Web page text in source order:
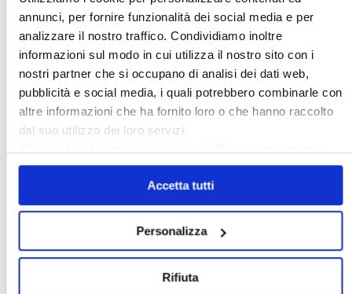
annunci, per fornire funzionalità dei social media e per
analizzare il nostro traffico. Condividiamo inoltre
informazioni sul modo in cui utilizza il nostro sito con i
nostri partner che si occupano di analisi dei dati web,
pubblicità e social media, i quali potrebbero combinarle con
altre informazioni che ha fornito loro o che hanno raccolto
dal suo utilizzo dei loro servizi.
solo i cookie necessari.
Accetta tutti
Personalizza
Rifiuta
〉 Sedi Territoriali
〉 Accesso all’area riservata